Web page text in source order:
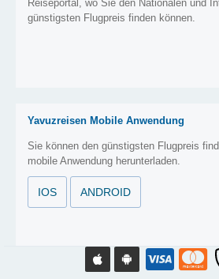
Reiseportal, wo Sie den Nationalen und
günstigsten Flugpreis finden können.
Yavuzreisen Mobile Anwendung
Sie können den günstigsten Flugpreis
mobile Anwendung herunterladen.
IOS ANDROID